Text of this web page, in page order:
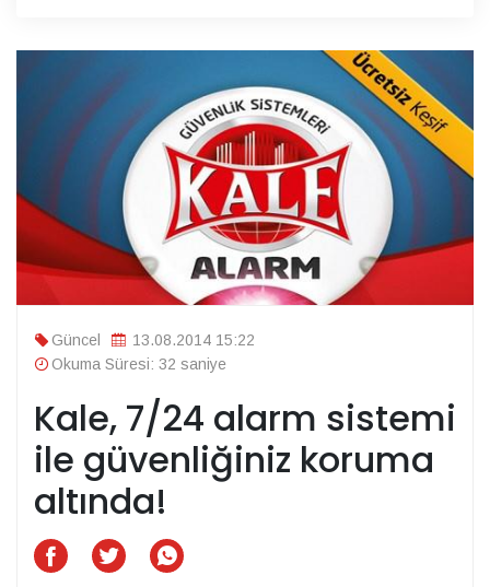
Güncel
13.08.2014 15:22
Okuma Süresi: 32 saniye
Kale, 7/24 alarm sistemi
ile güvenliğiniz koruma
altında!